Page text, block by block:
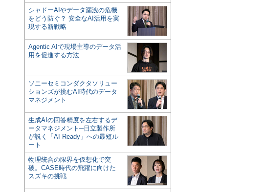
シャドーAIやデータ漏洩の危機
をどう防ぐ？ 安全なAI活用を実
現する新戦略
Agentic AIで現場主導のデータ活
用を促進する方法
ソニーセミコンダクタソリュー
ションズが挑むAI時代のデータ
マネジメント
生成AIの回答精度を左右するデ
ータマネジメント─日立製作所
が説く「AI Ready」への最短ル
ート
物理統合の限界を仮想化で突
破。CASE時代の飛躍に向けた
スズキの挑戦